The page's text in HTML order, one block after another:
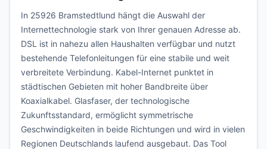
In 25926 Bramstedtlund hängt die Auswahl der
Internettechnologie stark von Ihrer genauen Adresse ab.
DSL ist in nahezu allen Haushalten verfügbar und nutzt
bestehende Telefonleitungen für eine stabile und weit
verbreitete Verbindung. Kabel-Internet punktet in
städtischen Gebieten mit hoher Bandbreite über
Koaxialkabel. Glasfaser, der technologische
Zukunftsstandard, ermöglicht symmetrische
Geschwindigkeiten in beide Richtungen und wird in vielen
Regionen Deutschlands laufend ausgebaut. Das Tool